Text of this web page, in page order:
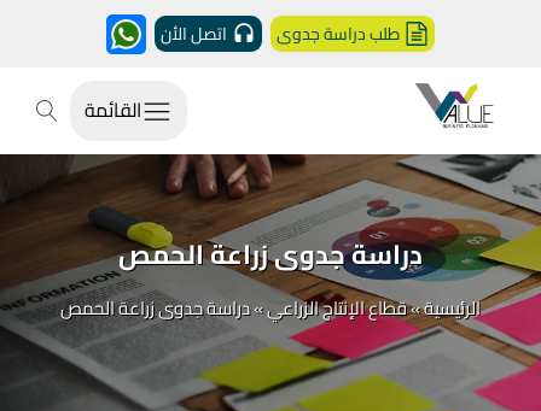
طلب دراسة جدوى اتصل الأن
القائمة
دراسة جدوى زراعة الحمص
الرئيسية»قطاع الإنتاج الزراعي»دراسة جدوى زراعة الحمص